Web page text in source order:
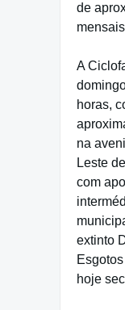
de
A
horas,
na
Leste
com
extinto
hoje